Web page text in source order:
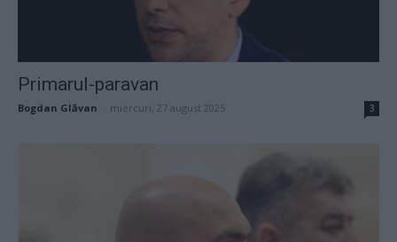
Primarul-paravan
Bogdan Glăvan miercuri, 27 august 2025 3